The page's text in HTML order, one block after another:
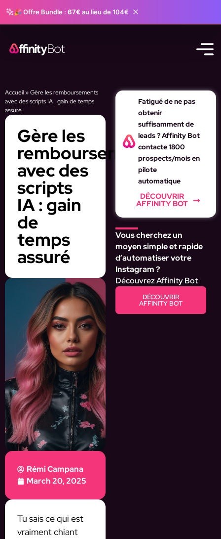
🎉 Offre Bundle : 67€ au lieu de 104€
Accueil»Gère les remboursements
avec des scripts IA : gain de temps
assuré
Gère les
remboursements
avec des
scripts
IA : gain
de
temps
assuré
Rémi Campana
March 20, 2025
Tu sais ce qui est
vraiment chiant
Fatigué de ne pas
obtenir
suffisamment de
leads ? Affinity Bot
contacte 1800
prospects/mois en
pilote
automatique
DÉCOUVRIR
AFFINITY BOT
Vous cherchez un
moyen simple et rapide
d’automatiser votre
Instagram ?
Découvrez Affinity Bot
DÉCOUVRIR
AFFINITY BOT